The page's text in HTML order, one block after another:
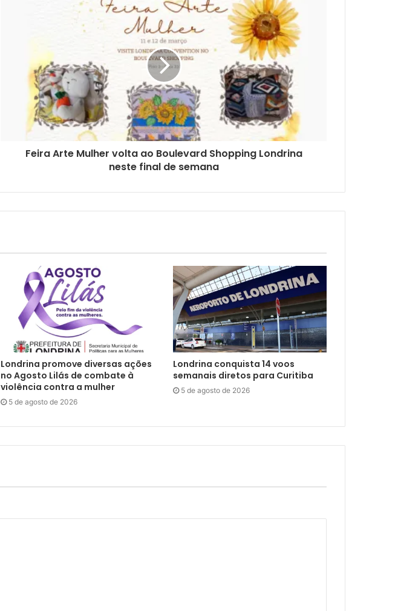
Feira Arte Mulher volta ao Boulevard Shopping Londrina
neste final de semana
Londrina promove diversas ações
no Agosto Lilás de combate à
violência contra a mulher
5 de agosto de 2026
Londrina conquista 14 voos
semanais diretos para Curitiba
5 de agosto de 2026